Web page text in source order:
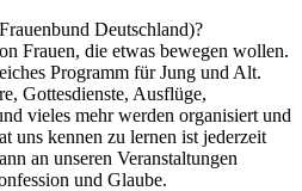
Deutschland)?
Frauen, die etwas bewegen wollen.
Programm für Jung und Alt.
Gottesdienste, Ausflüge,
vieles mehr werden organisiert und
uns kennen zu lernen ist jederzeit
an unseren Veranstaltungen
und Glaube.